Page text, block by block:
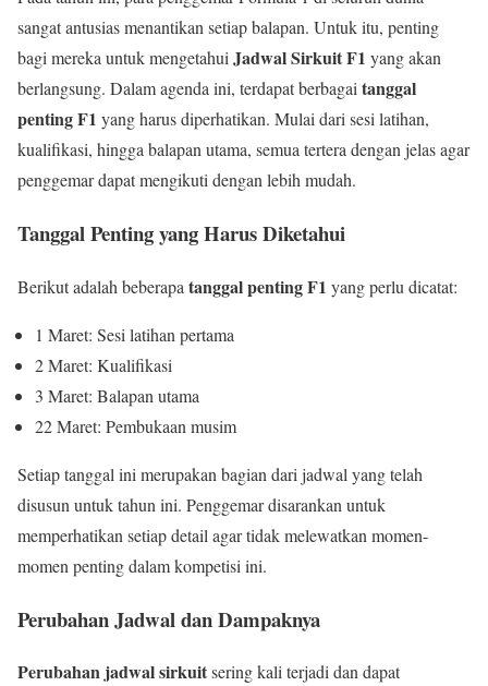
sangat antusias menantikan setiap balapan. Untuk itu, penting
bagi mereka untuk mengetahuiJadwal Sirkuit F1 yang akan
berlangsung. Dalam agenda ini, terdapat berbagaitanggal
penting F1 yang harus diperhatikan. Mulai dari sesi latihan,
kualifikasi, hingga balapan utama, semua tertera dengan jelas agar
penggemar dapat mengikuti dengan lebih mudah.
Tanggal Penting yang Harus Diketahui
Berikut adalah beberapa tanggal penting F1 yang perlu dicatat:
1 Maret: Sesi latihan pertama
2 Maret: Kualifikasi
3 Maret: Balapan utama
22 Maret: Pembukaan musim
Setiap tanggal ini merupakan bagian dari jadwal yang telah
disusun untuk tahun ini. Penggemar disarankan untuk
memperhatikan setiap detail agar tidak melewatkan momen-
momen penting dalam kompetisi ini.
Perubahan Jadwal dan Dampaknya
Perubahan jadwal sirkuitsering kali terjadi dan dapat